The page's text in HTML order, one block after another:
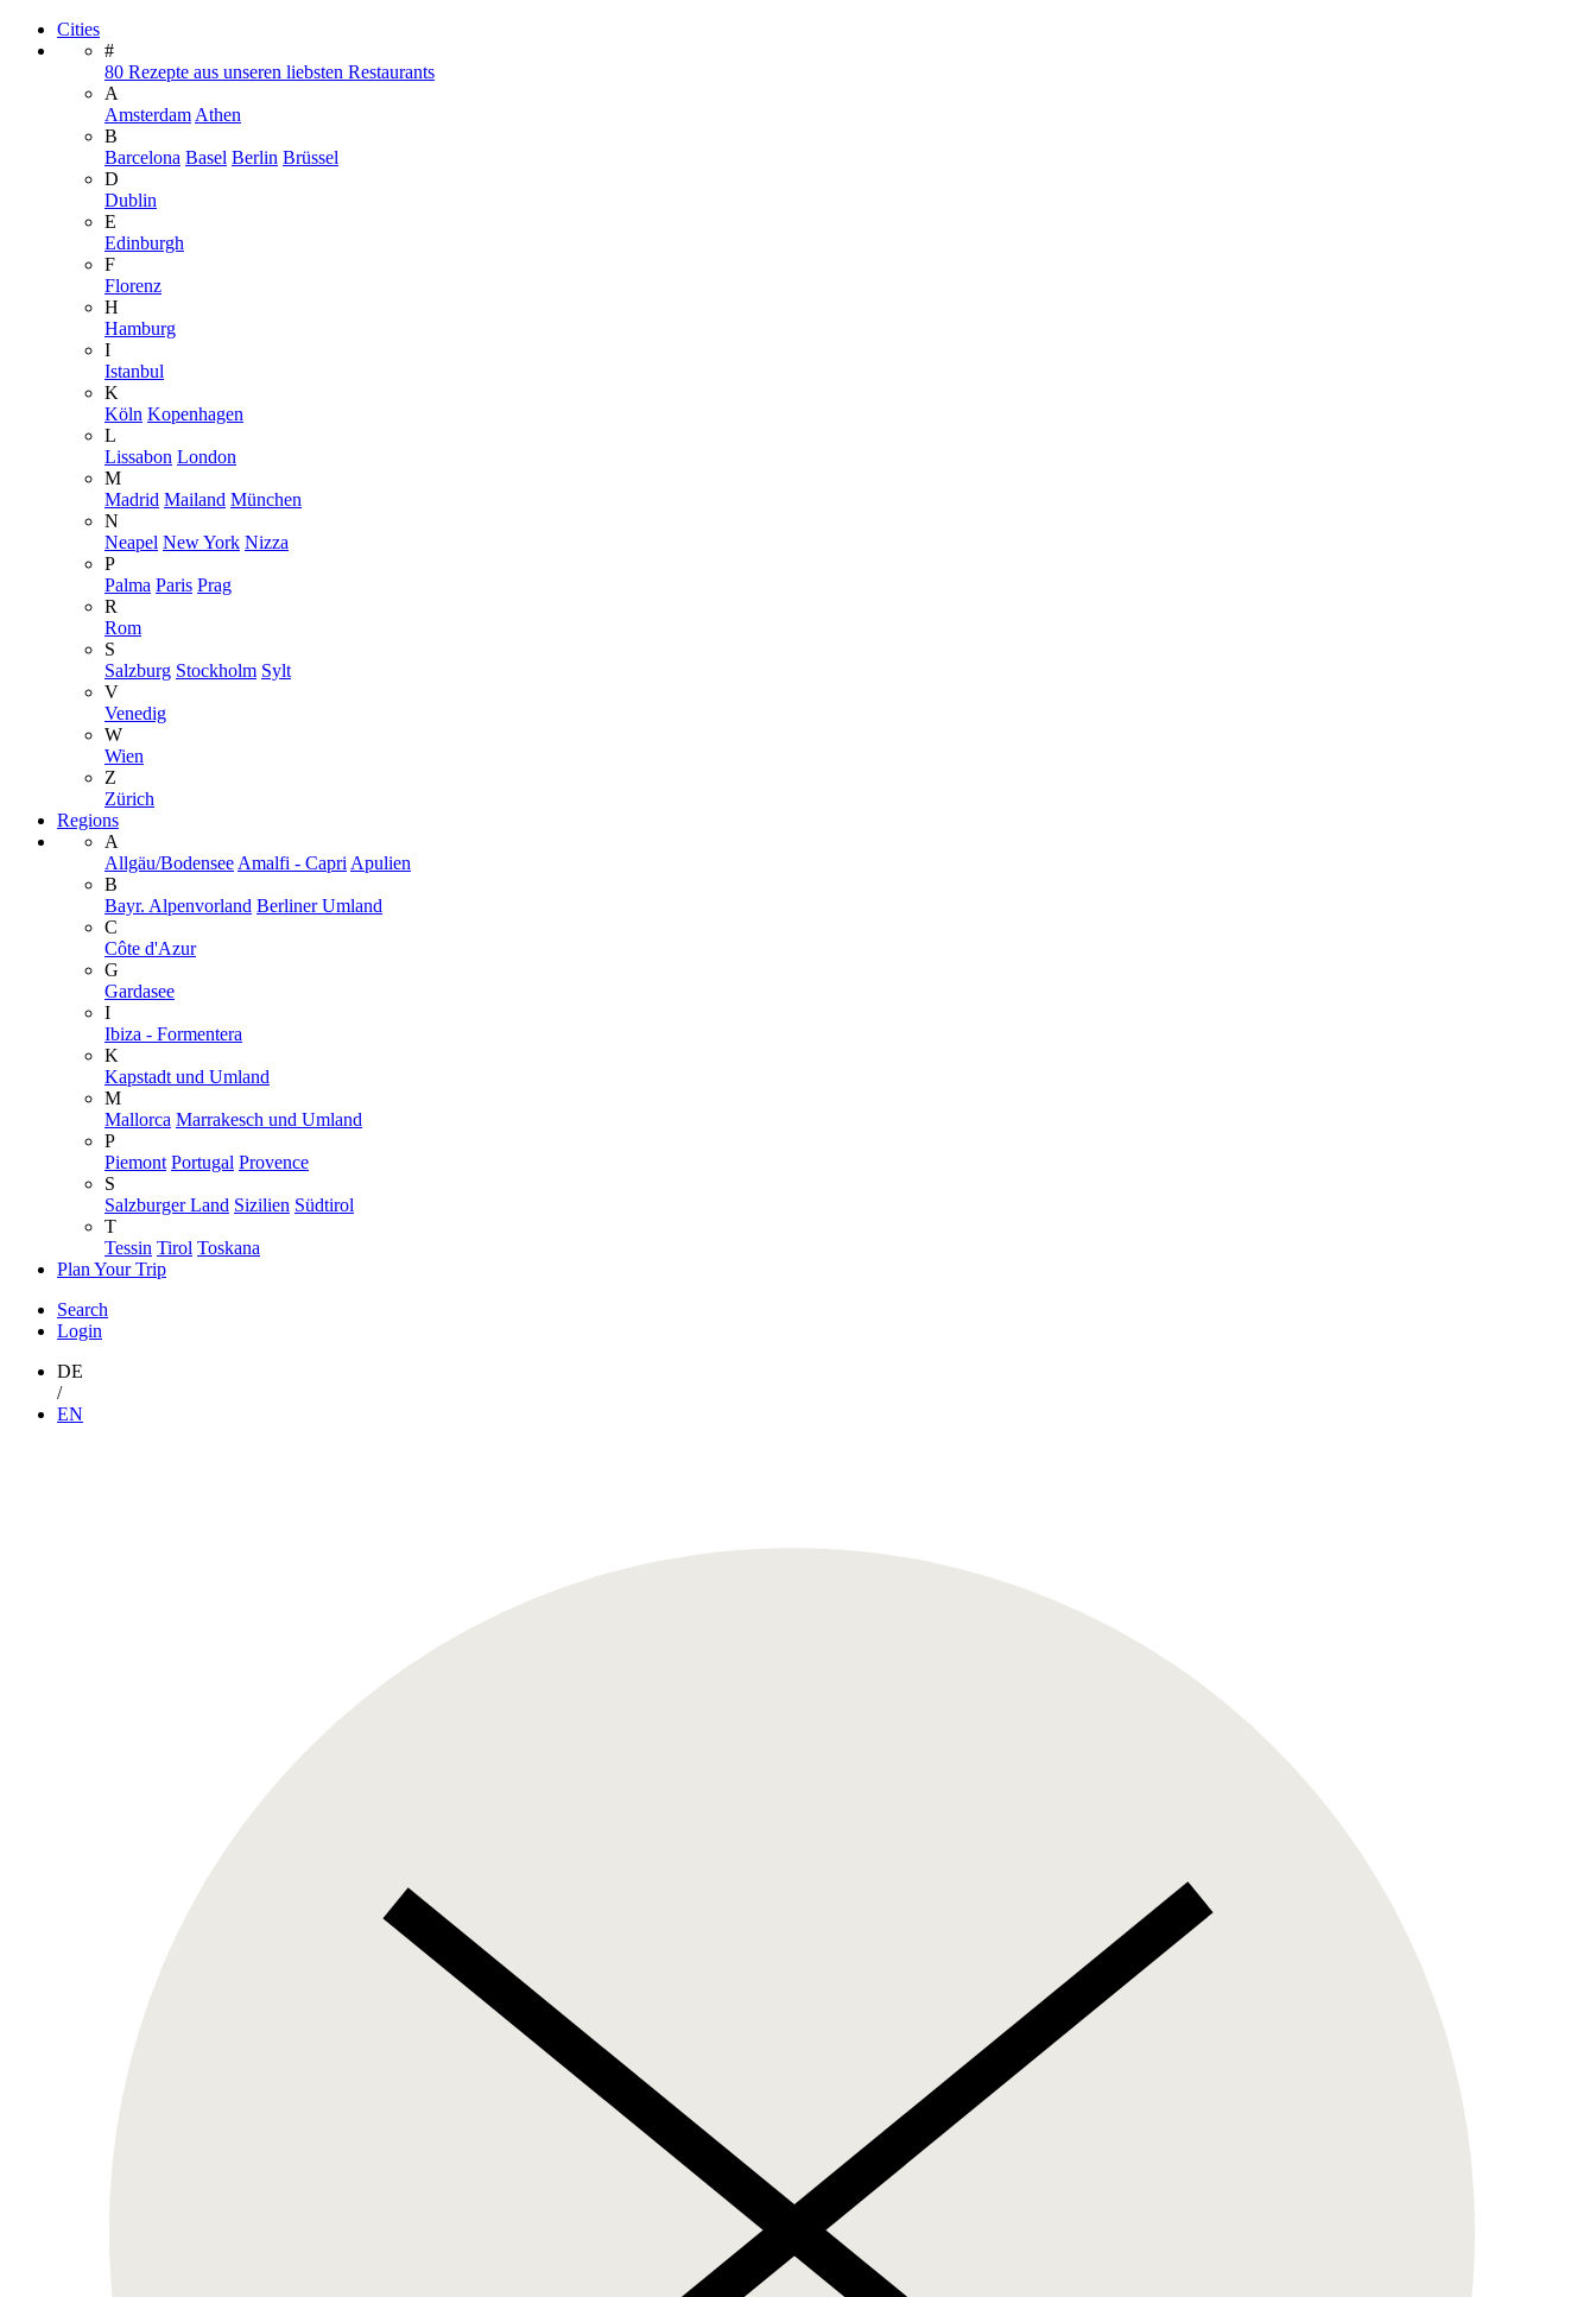
Cities
#
80 Rezepte aus unseren liebsten Restaurants
A
Amsterdam Athen
B
Barcelona Basel Berlin Brüssel
D
Dublin
E
Edinburgh
F
Florenz
H
Hamburg
I
Istanbul
K
Köln Kopenhagen
L
Lissabon London
M
Madrid Mailand München
N
Neapel New York Nizza
P
Palma Paris Prag
R
Rom
S
Salzburg Stockholm Sylt
V
Venedig
W
Wien
Z
Zürich
Regions
A
Allgäu/Bodensee Amalfi - Capri Apulien
B
Bayr. Alpenvorland Berliner Umland
C
Côte d'Azur
G
Gardasee
I
Ibiza - Formentera
K
Kapstadt und Umland
M
Mallorca Marrakesch und Umland
P
Piemont Portugal Provence
S
Salzburger Land Sizilien Südtirol
T
Tessin Tirol Toskana
Plan Your Trip
Search
Login
DE
/
EN